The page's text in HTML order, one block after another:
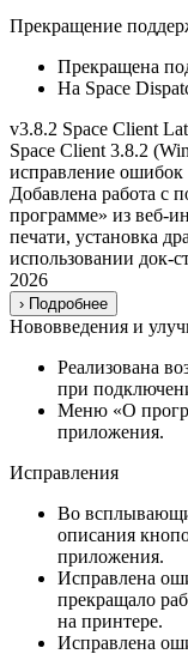
Прекращение
Прекращена
На Space
v3.8.2 Space Client
Space Client 3.8.2
исправление ошибок
Добавлена работа с
программе» из веб-
печати, установка
использовании док-
2026
› Подробнее
Нововведения и
Реализована
при
Меню «О
приложения.
Исправления
Во
описания
приложения.
Исправлена
прекращало
на принтере.
Исправлена